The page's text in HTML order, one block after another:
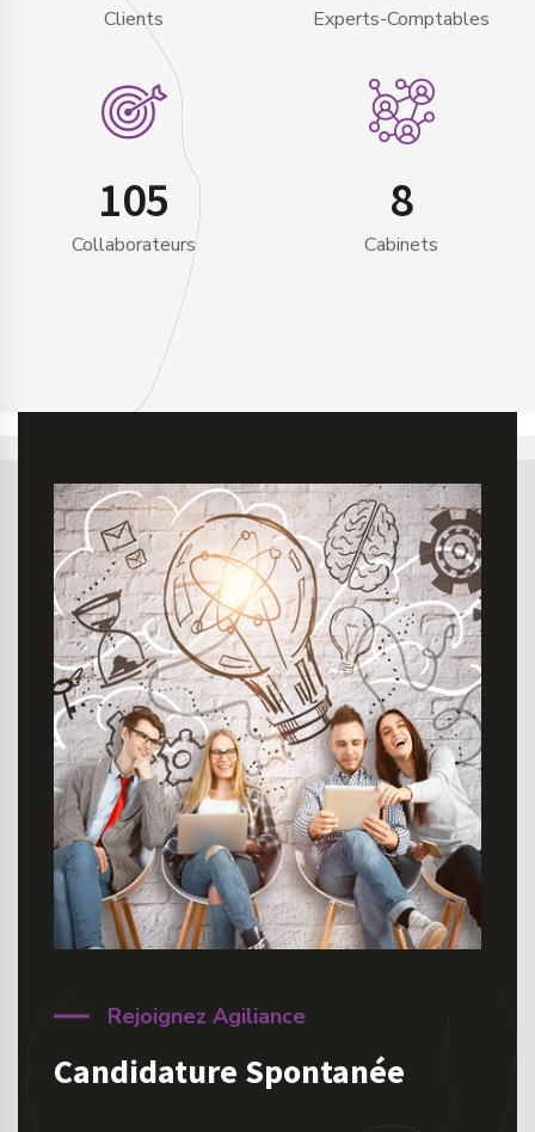
Clients Experts-Comptables
105
Collaborateurs
8
Cabinets
Rejoignez Agiliance
Candidature Spontanée